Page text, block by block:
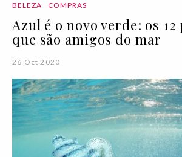
BELEZA COMPRAS
Azul é o novo verde: os
que são amigos do mar
26 Oct 2020